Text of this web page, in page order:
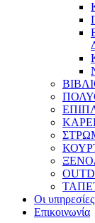
Οι
Επικοινωνία